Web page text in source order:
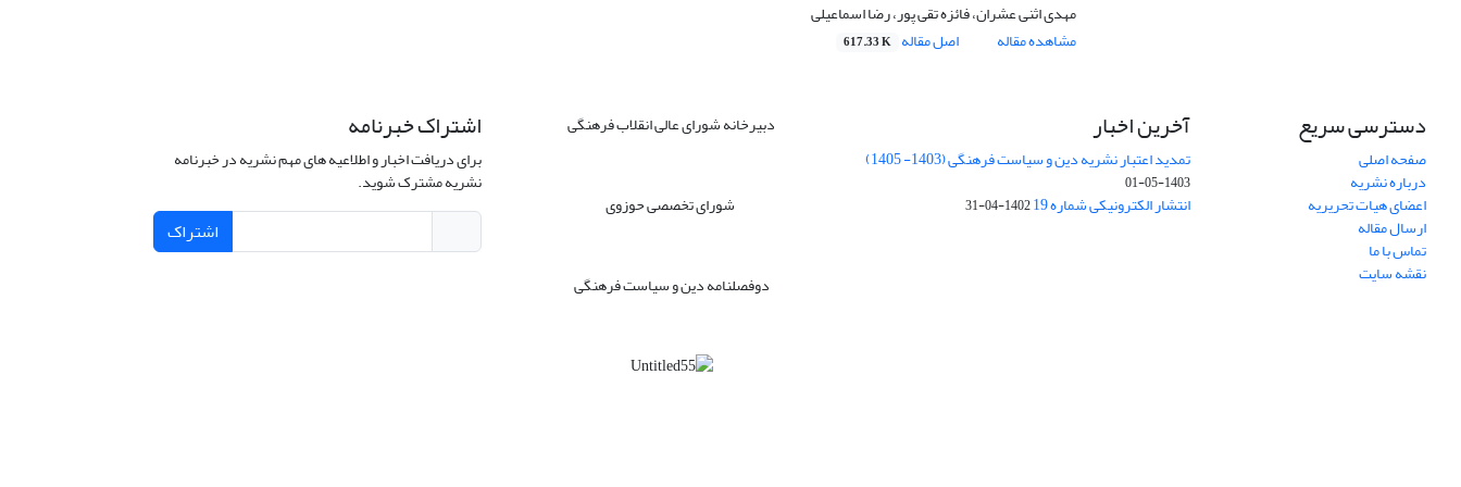
مهدی اثنی عشران، فائزه تقی پور، رضا اسماعیلی
مشاهده مقاله
اصل مقاله 617.33 K
دسترسی سریع
صفحه اصلی
درباره نشریه
اعضای هیات تحریریه
ارسال مقاله
تماس با ما
نقشه سایت
آخرین اخبار
تمدید اعتبار نشریه دین و سیاست فرهنگی (1403- 1405)
1403-05-01
انتشار الکترونیکی شماره 19 1402-04-31
دبیرخانه شورای عالی انقلاب فرهنگی
شورای تخصصی حوزوی
دوفصلنامه دین و سیاست فرهنگی
اشتراک خبرنامه
برای دریافت اخبار و اطلاعیه های مهم نشریه در خبرنامه
نشریه مشترک شوید.
اشتراک